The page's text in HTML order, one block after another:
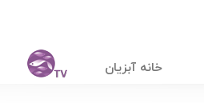
خانه آبزیان